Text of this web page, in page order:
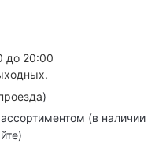
до 20:00
)
(в наличии